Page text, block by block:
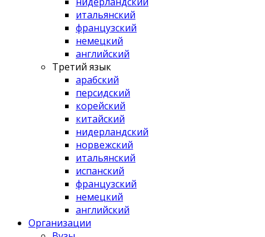
итальянский
французский
немецкий
английский
Третий язык
арабский
персидский
корейский
китайский
нидерландский
норвежский
итальянский
испанский
французский
немецкий
английский
Организации